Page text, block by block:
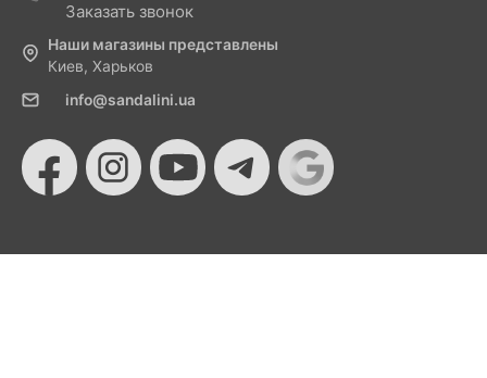
Заказать звонок
Наши магазины представлены
Киев, Харьков
info@sandalini.ua